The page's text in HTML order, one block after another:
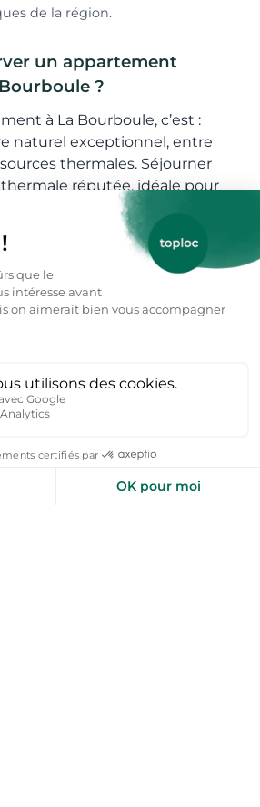
de la région.
un appartement
?
à La Bourboule, c’est :
naturel exceptionnel, entre
thermales. Séjourner
réputée, idéale pour
facilement aux stations de
sentiers de randonnée.
locale savoureuse
de pays, fromages d’Auvergne).
confortable et
à tous les budgets.
?
une large sélection
dans le centre-ville pour une
des thermes pour un